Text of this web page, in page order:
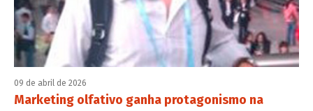
09 de abril de 2026
Marketing olfativo ganha protagonismo na